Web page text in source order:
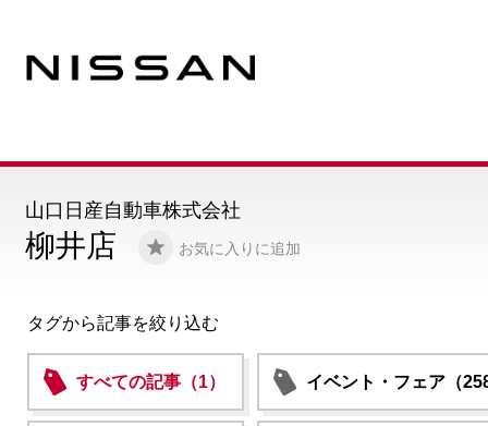
柳井店 お気に入りに追加
山口日産自動車株式会社
タグから記事を絞り込む
すべての記事（1） イベント・フェア（